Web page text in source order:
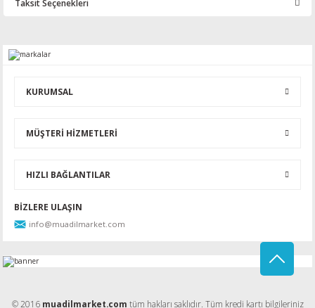
Taksit Seçenekleri
KURUMSAL
MÜŞTERİ HİZMETLERİ
HIZLI BAĞLANTILAR
BİZLERE ULAŞIN
info@muadilmarket.com
© 2016 muadilmarket.com tüm hakları saklıdır. Tüm kredi kartı bilgileriniz